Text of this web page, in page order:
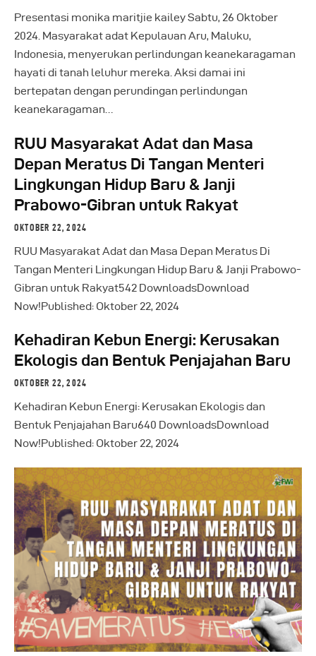
Presentasi monika maritjie kailey Sabtu, 26 Oktober
2024. Masyarakat adat Kepulauan Aru, Maluku,
Indonesia, menyerukan perlindungan keanekaragaman
hayati di tanah leluhur mereka. Aksi damai ini
bertepatan dengan perundingan perlindungan
keanekaragaman…
RUU Masyarakat Adat dan Masa
Depan Meratus Di Tangan Menteri
Lingkungan Hidup Baru & Janji
Prabowo-Gibran untuk Rakyat
OKTOBER 22, 2024
RUU Masyarakat Adat dan Masa Depan Meratus Di
Tangan Menteri Lingkungan Hidup Baru & Janji Prabowo-
Gibran untuk Rakyat542 DownloadsDownload
Now!Published: Oktober 22, 2024
Kehadiran Kebun Energi: Kerusakan
Ekologis dan Bentuk Penjajahan Baru
OKTOBER 22, 2024
Kehadiran Kebun Energi: Kerusakan Ekologis dan
Bentuk Penjajahan Baru640 DownloadsDownload
Now!Published: Oktober 22, 2024